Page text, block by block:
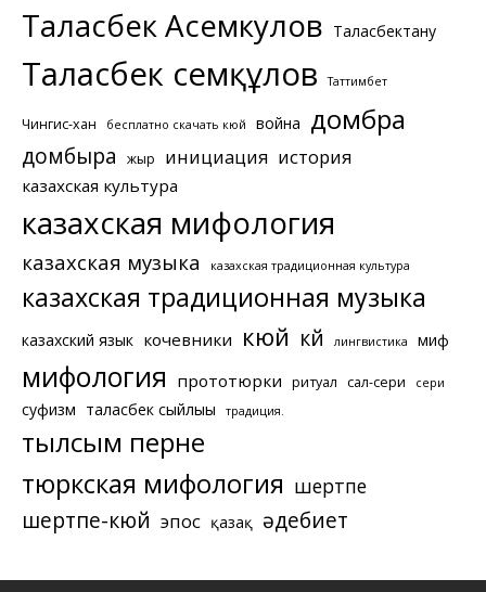
Таласбек Асемкулов Таласбектану
Таласбек Әсемқұлов Таттимбет
Чингис-хан бесплатно скачать кюй война домбра
домбыра жыр инициация история
казахская культура
казахская мифология
казахская музыка казахская традиционная культура
казахская традиционная музыка
казахский язык кочевники кюй күй лингвистика миф
мифология прототюрки ритуал сал-сери сери
суфизм таласбек сыйлығы традиция.
тылсым перне
тюркская мифология шертпе
шертпе-кюй эпос қазақ әдебиет